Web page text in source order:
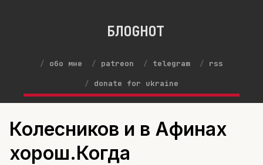
БЛОGНОТ
обо мне patreon telegram
rss
donate for ukraine
Колесников и в Афинах
хорош.Когда